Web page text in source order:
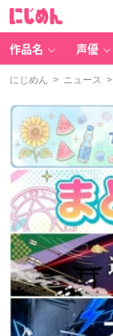
作品名 声優
にじめん > ニュース >